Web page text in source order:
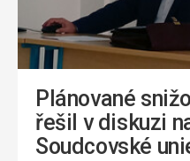
Plánované
řešil v diskuzi
Soudcovské